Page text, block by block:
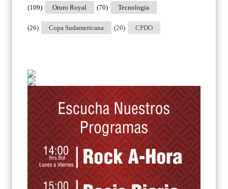
Oruro Royal
(109) Tecnologia
(70)
Copa Sudamericana
(26) CPDO
(20)